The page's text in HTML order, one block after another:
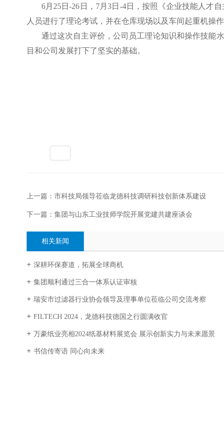
6月25日-26日，7月3日-4日，按照《企业技能人才
人员进行了理论考试，并在仓库现场以及车间起重机操
通过这次自主评价，公司员工理论知识和操作技能
目和公司发展打下了坚实的基础。
上一篇：市科技局领导莅临龙德科技调研科技创新体系建设
下一篇：集团与山东工业技师学院开展党建共建座谈会
相关新闻
深耕环保赛道，拓展全球商机
集团顺利通过三合一体系认证审核
瑞安市过滤器行业协会领导及理事单位莅临公司交流考察
FILTECH 2024，龙德科技德国之行圆满收官
万豪纸业亮相2024纸基材料展览会 展示创新实力与未来愿景
书信传寄语 同心向未来